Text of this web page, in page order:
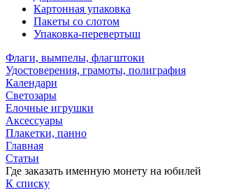
Картонная упаковка
Пакеты со слотом
Упаковка-перевертыш
Флаги, вымпелы, флагштоки
Удостоверения, грамоты, полиграфия
Календари
Светозары
Елочные игрушки
Аксессуары
Плакетки, панно
Главная
Статьи
Где заказать именную монету на юбилей
К списку